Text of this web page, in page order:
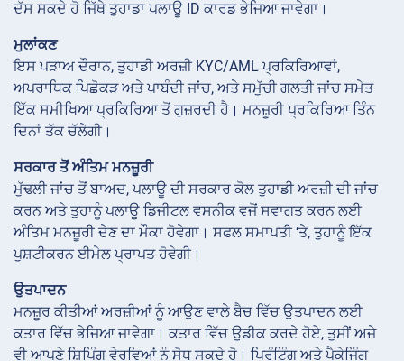
ਦੱਸ ਸਕਦੇ ਹੋ ਜਿੱਥੇ ਤੁਹਾਡਾ ਪਲਾਊ ID ਕਾਰਡ ਭੇਜਿਆ ਜਾਵੇਗਾ।
ਮੁਲਾਂਕਣ
ਇਸ ਪੜਾਅ ਦੌਰਾਨ, ਤੁਹਾਡੀ ਅਰਜ਼ੀ KYC/AML ਪ੍ਰਕਿਰਿਆਵਾਂ,
ਅਪਰਾਧਿਕ ਪਿਛੋਕੜ ਅਤੇ ਪਾਬੰਦੀ ਜਾਂਚ, ਅਤੇ ਸਮੁੱਚੀ ਗਲਤੀ ਜਾਂਚ ਸਮੇਤ
ਇੱਕ ਸਮੀਖਿਆ ਪ੍ਰਕਿਰਿਆ ਤੋਂ ਗੁਜ਼ਰਦੀ ਹੈ। ਮਨਜ਼ੂਰੀ ਪ੍ਰਕਿਰਿਆ ਤਿੰਨ
ਦਿਨਾਂ ਤੱਕ ਚੱਲੇਗੀ।
ਸਰਕਾਰ ਤੋਂ ਅੰਤਿਮ ਮਨਜ਼ੂਰੀ
ਮੁੱਢਲੀ ਜਾਂਚ ਤੋਂ ਬਾਅਦ, ਪਲਾਊ ਦੀ ਸਰਕਾਰ ਕੋਲ ਤੁਹਾਡੀ ਅਰਜ਼ੀ ਦੀ ਜਾਂਚ
ਕਰਨ ਅਤੇ ਤੁਹਾਨੂੰ ਪਲਾਊ ਡਿਜੀਟਲ ਵਸਨੀਕ ਵਜੋਂ ਸਵਾਗਤ ਕਰਨ ਲਈ
ਅੰਤਿਮ ਮਨਜ਼ੂਰੀ ਦੇਣ ਦਾ ਮੌਕਾ ਹੋਵੇਗਾ। ਸਫਲ ਸਮਾਪਤੀ ‘ਤੇ, ਤੁਹਾਨੂੰ ਇੱਕ
ਪੁਸ਼ਟੀਕਰਨ ਈਮੇਲ ਪ੍ਰਾਪਤ ਹੋਵੇਗੀ।
ਉਤਪਾਦਨ
ਮਨਜ਼ੂਰ ਕੀਤੀਆਂ ਅਰਜ਼ੀਆਂ ਨੂੰ ਆਉਣ ਵਾਲੇ ਬੈਚ ਵਿੱਚ ਉਤਪਾਦਨ ਲਈ
ਕਤਾਰ ਵਿੱਚ ਭੇਜਿਆ ਜਾਵੇਗਾ। ਕਤਾਰ ਵਿੱਚ ਉਡੀਕ ਕਰਦੇ ਹੋਏ, ਤੁਸੀਂ ਅਜੇ
ਵੀ ਆਪਣੇ ਸ਼ਿਪਿੰਗ ਵੇਰਵਿਆਂ ਨੂੰ ਸੋਧ ਸਕਦੇ ਹੋ। ਪ੍ਰਿੰਟਿੰਗ ਅਤੇ ਪੈਕੇਜਿੰਗ